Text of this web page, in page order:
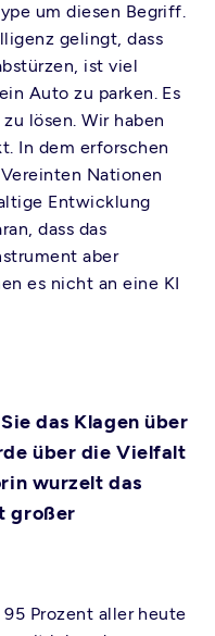
um diesen Begriff.
gelingt, dass
ist viel
Auto zu parken. Es
lösen. Wir haben
In dem erforschen
Nationen
Entwicklung
dass das
aber
es nicht an eine KI
das Klagen über
über die Vielfalt
wurzelt das
großer
Prozent aller heute